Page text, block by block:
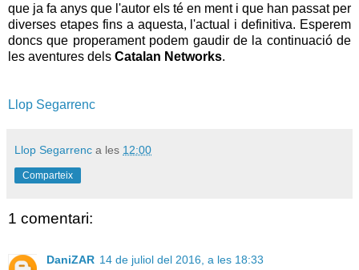
que ja fa anys que l'autor els té en ment i que han passat per
diverses etapes fins a aquesta, l'actual i definitiva. Esperem
doncs que properament podem gaudir de la continuació de
les aventures dels Catalan Networks.
Llop Segarrenc
Llop Segarrenc a les 12:00
Comparteix
1 comentari:
DaniZAR 14 de juliol del 2016, a les 18:33